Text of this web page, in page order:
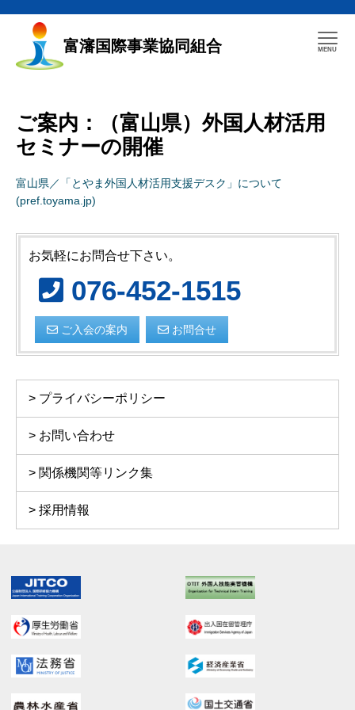
富瀋国際事業協同組合
ご案内：（富山県）外国人材活用
セミナーの開催
富山県／「とやま外国人材活用支援デスク」について
(pref.toyama.jp)
お気軽にお問合せ下さい。
076-452-1515
ご入会の案内 お問合せ
プライバシーポリシー
お問い合わせ
関係機関等リンク集
採用情報